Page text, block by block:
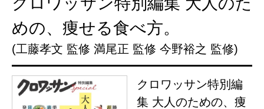
めの、痩せる食べ方。
(工藤孝文 監修 満尾正 監修 今野裕之 監修)
クロワッサン特別編
集 大人のための、痩